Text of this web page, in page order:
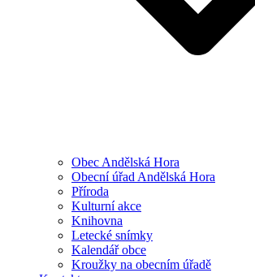
Obec Andělská Hora
Obecní úřad Andělská Hora
Příroda
Kulturní akce
Knihovna
Letecké snímky
Kalendář obce
Kroužky na obecním úřadě